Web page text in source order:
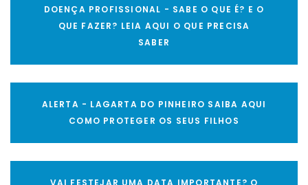
DOENÇA PROFISSIONAL - SABE O QUE É? E O
QUE FAZER? LEIA AQUI O QUE PRECISA
SABER
ALERTA - LAGARTA DO PINHEIRO SAIBA AQUI
COMO PROTEGER OS SEUS FILHOS